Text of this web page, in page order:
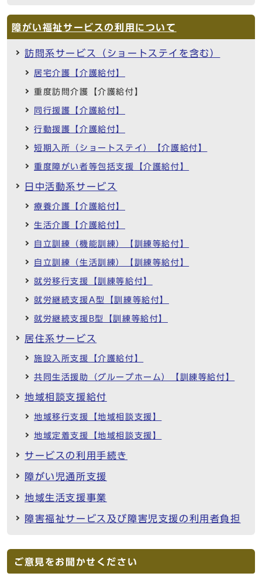
障がい福祉サービスの利用について
訪問系サービス（ショートステイを含む）
居宅介護【介護給付】
重度訪問介護【介護給付】
同行援護【介護給付】
行動援護【介護給付】
短期入所（ショートステイ）【介護給付】
重度障がい者等包括支援【介護給付】
日中活動系サービス
療養介護【介護給付】
生活介護【介護給付】
自立訓練（機能訓練）【訓練等給付】
自立訓練（生活訓練）【訓練等給付】
就労移行支援【訓練等給付】
就労継続支援A型【訓練等給付】
就労継続支援B型【訓練等給付】
居住系サービス
施設入所支援【介護給付】
共同生活援助（グループホーム）【訓練等給付】
地域相談支援給付
地域移行支援【地域相談支援】
地域定着支援【地域相談支援】
サービスの利用手続き
障がい児通所支援
地域生活支援事業
障害福祉サービス及び障害児支援の利用者負担
ご意見をお聞かせください